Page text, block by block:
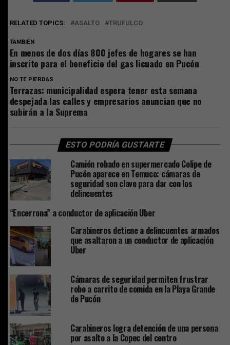
RELATED TOPICS: ASALTO TRUFULCO
TAMBIEN
En menos de dos días 800 jefes de hogares se han
inscrito para el beneficio del gas licuado en Pucón
NO TE PIERDAS
Terrazas: municipalidad espera tener esta semana
despejada las calles y empresarios anuncian que no
subirán a la Suprema
ESTO PODRÍA GUSTARTE
Camión robado en supermercado Colipe de
Pucón aparece en Temuco: cámaras de
seguridad son clave para dar con los
delincuentes
“Encerrona” a conductor de aplicación Uber
Carabineros detiene a delincuentes armados
que asaltaron a un conductor de aplicación
Uber
Cámaras de seguridad permiten frustrar
robo a carrito de comida en la Playa Grande
de Pucón
Carabineros logra detención de una persona
por asalto a la Copec del centro